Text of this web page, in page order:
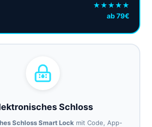
★★★★★
ab 79€
Schloss
Schloss Smart Lock mit Code, App-